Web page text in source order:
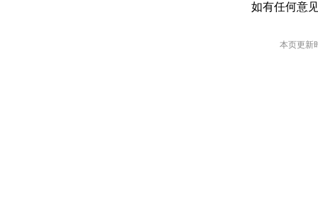
如有任何意
本页更新